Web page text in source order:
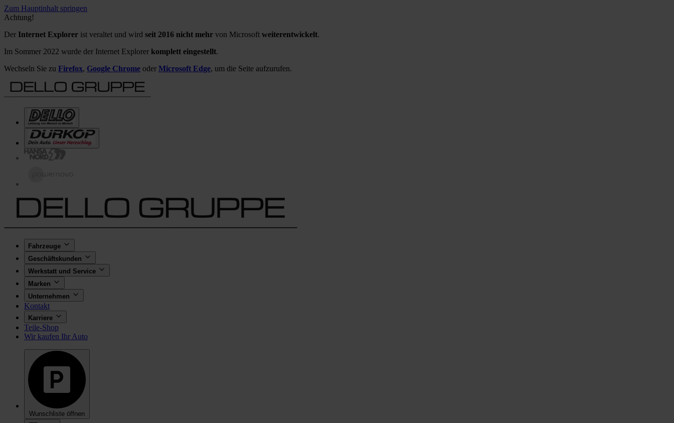
Zum Hauptinhalt springen
Achtung!
Der Internet Explorer ist veraltet und wird seit 2016 nicht mehr von Microsoft weiterentwickelt.
Im Sommer 2022 wurde der Internet Explorer komplett eingestellt.
Wechseln Sie zu Firefox, Google Chrome oder Microsoft Edge, um die Seite aufzurufen.
Fahrzeuge
Geschäftskunden
Werkstatt und Service
Marken
Unternehmen
Kontakt
Karriere
Teile-Shop
Wir kaufen Ihr Auto
Wunschliste öffnen